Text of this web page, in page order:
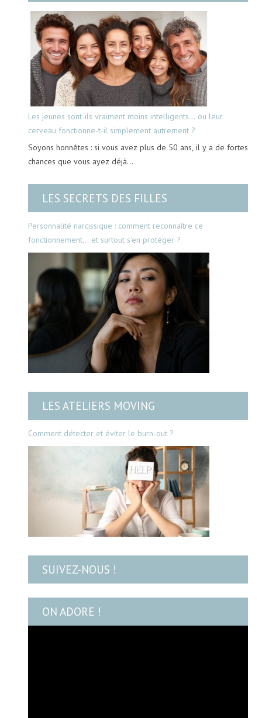
Les jeunes sont-ils vraiment moins intelligents… ou leur
cerveau fonctionne-t-il simplement autrement ?
Soyons honnêtes : si vous avez plus de 50 ans, il y a de fortes
chances que vous ayez déjà…
LES SECRETS DES FILLES
Personnalité narcissique : comment reconnaître ce
fonctionnement… et surtout s’en protéger ?
LES ATELIERS MOVING
Comment détecter et éviter le burn-out ?
SUIVEZ-NOUS !
ON ADORE !